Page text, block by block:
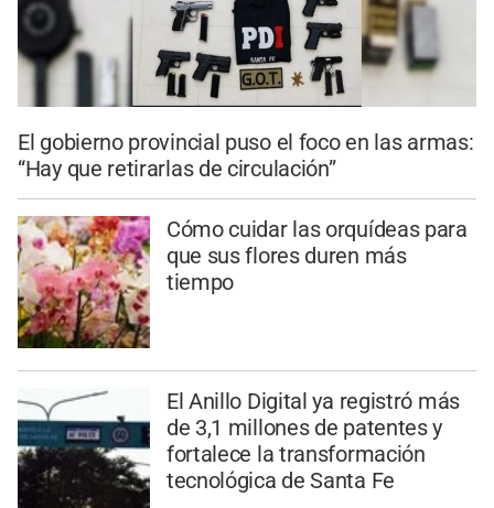
El gobierno provincial puso el foco en las armas:
“Hay que retirarlas de circulación”
Cómo cuidar las orquídeas para
que sus flores duren más
tiempo
El Anillo Digital ya registró más
de 3,1 millones de patentes y
fortalece la transformación
tecnológica de Santa Fe